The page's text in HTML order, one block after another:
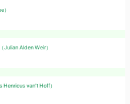
）
（Julian Alden Weir）
Henricus van't Hoff）